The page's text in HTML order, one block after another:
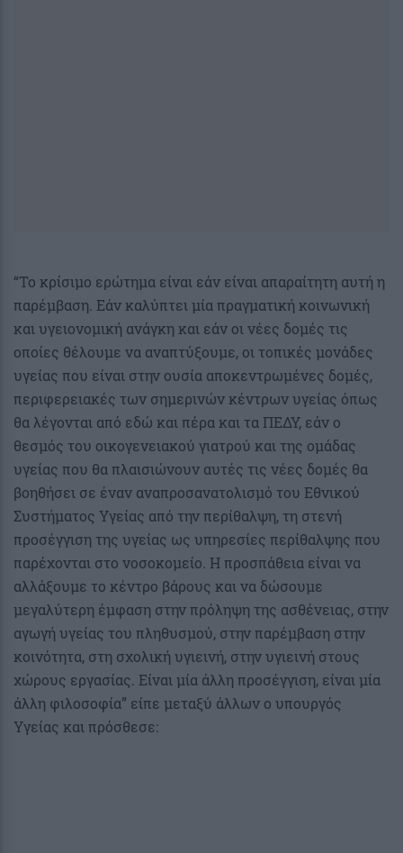
“Το κρίσιμο ερώτημα είναι εάν είναι απαραίτητη αυτή η
παρέμβαση. Εάν καλύπτει μία πραγματική κοινωνική
και υγειονομική ανάγκη και εάν οι νέες δομές τις
οποίες θέλουμε να αναπτύξουμε, οι τοπικές μονάδες
υγείας που είναι στην ουσία αποκεντρωμένες δομές,
περιφερειακές των σημερινών κέντρων υγείας όπως
θα λέγονται από εδώ και πέρα και τα ΠΕΔΥ, εάν ο
θεσμός του οικογενειακού γιατρού και της ομάδας
υγείας που θα πλαισιώνουν αυτές τις νέες δομές θα
βοηθήσει σε έναν αναπροσανατολισμό του Εθνικού
Συστήματος Υγείας από την περίθαλψη, τη στενή
προσέγγιση της υγείας ως υπηρεσίες περίθαλψης που
παρέχονται στο νοσοκομείο. Η προσπάθεια είναι να
αλλάξουμε το κέντρο βάρους και να δώσουμε
μεγαλύτερη έμφαση στην πρόληψη της ασθένειας, στην
αγωγή υγείας του πληθυσμού, στην παρέμβαση στην
κοινότητα, στη σχολική υγιεινή, στην υγιεινή στους
χώρους εργασίας. Είναι μία άλλη προσέγγιση, είναι μία
άλλη φιλοσοφία” είπε μεταξύ άλλων ο υπουργός
Υγείας και πρόσθεσε: